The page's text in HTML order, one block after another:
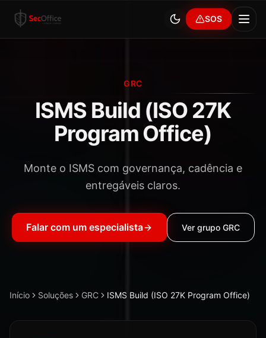
SOS
GRC
ISMS Build (ISO 27K
Program Office)
Monte o ISMS com governança, cadência e
entregáveis claros.
Falar com um especialista Ver grupo GRC
Início Soluções GRC ISMS Build (ISO 27K Program Office)